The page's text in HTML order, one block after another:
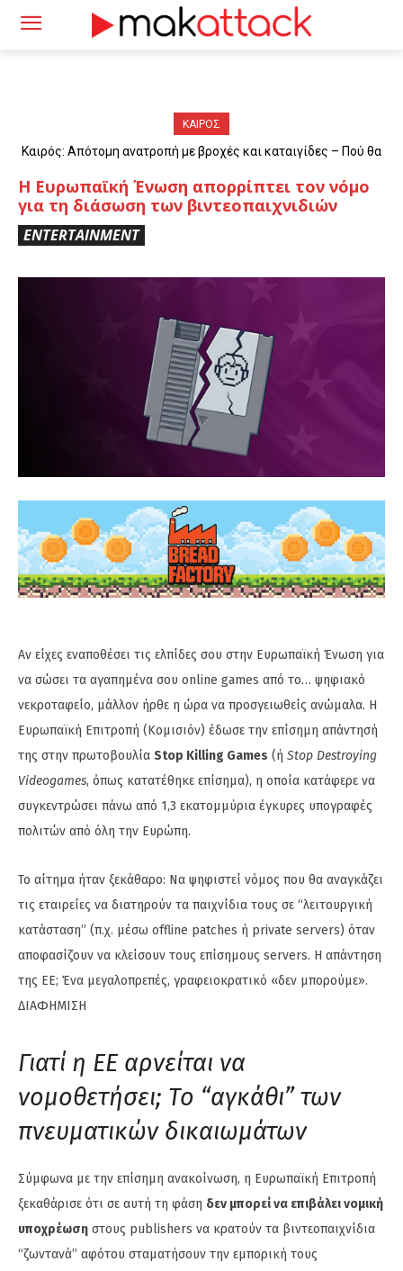
ΚΑΙΡΟΣ
Καιρός: Απότομη ανατροπή με βροχές και καταιγίδες – Πού θα
Η Ευρωπαϊκή Ένωση απορρίπτει τον νόμο
για τη διάσωση των βιντεοπαιχνιδιών
ENTERTAINMENT
Αν είχες εναποθέσει τις ελπίδες σου στην Ευρωπαϊκή Ένωση για
να σώσει τα αγαπημένα σου online games από το… ψηφιακό
νεκροταφείο, μάλλον ήρθε η ώρα να προσγειωθείς ανώμαλα. Η
Ευρωπαϊκή Επιτροπή (Κομισιόν) έδωσε την επίσημη απάντησή
της στην πρωτοβουλία Stop Killing Games (ή Stop Destroying
Videogames, όπως κατατέθηκε επίσημα), η οποία κατάφερε να
συγκεντρώσει πάνω από 1,3 εκατομμύρια έγκυρες υπογραφές
πολιτών από όλη την Ευρώπη.
Το αίτημα ήταν ξεκάθαρο: Να ψηφιστεί νόμος που θα αναγκάζει
τις εταιρείες να διατηρούν τα παιχνίδια τους σε “λειτουργική
κατάσταση” (π.χ. μέσω offline patches ή private servers) όταν
αποφασίζουν να κλείσουν τους επίσημους servers. Η απάντηση
της ΕΕ; Ένα μεγαλοπρεπές, γραφειοκρατικό «δεν μπορούμε».
ΔΙΑΦΗΜΙΣΗ
Γιατί η ΕΕ αρνείται να
νομοθετήσει; Το “αγκάθι” των
πνευματικών δικαιωμάτων
Σύμφωνα με την επίσημη ανακοίνωση, η Ευρωπαϊκή Επιτροπή
ξεκαθάρισε ότι σε αυτή τη φάση δεν μπορεί να επιβάλει νομική
υποχρέωση στους publishers να κρατούν τα βιντεοπαιχνίδια
“ζωντανά” αφότου σταματήσουν την εμπορική τους